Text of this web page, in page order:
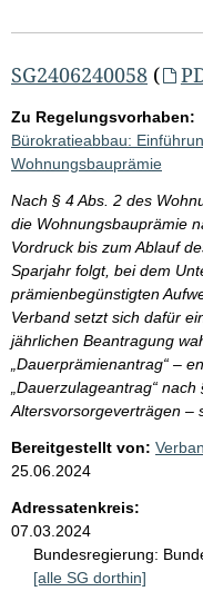
SG2406240058 (
Zu Regelungsvorhaben:
Bürokratieabbau:
Wohnungsbauprämie
Nach § 4 Abs. 2 des
die Wohnungsbauprämie
Vordruck bis zum Ablauf
Sparjahr folgt, bei dem
prämienbegünstigten
Verband setzt sich dafür
jährlichen Beantragung
„Dauerprämienantrag“ –
„Dauerzulageantrag“
Altersvorsorgeverträgen –
Bereitgestellt von:
25.06.2024
Adressatenkreis:
07.03.2024
Bundesregierung:
[alle SG dorthin]